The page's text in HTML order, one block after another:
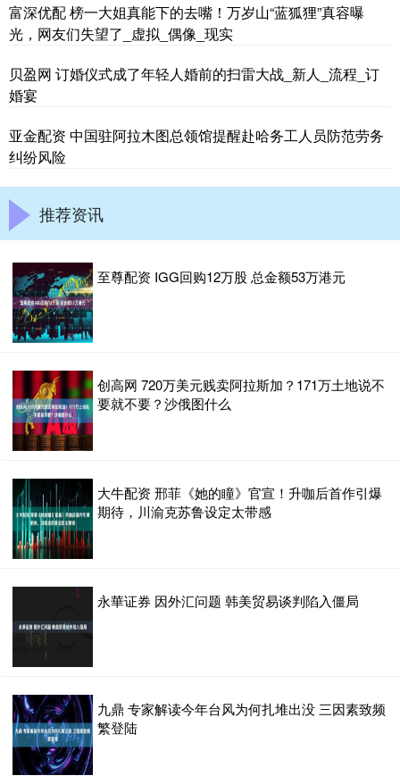
富深优配 榜一大姐真能下的去嘴！万岁山“蓝狐狸”真容曝
光，网友们失望了_虚拟_偶像_现实
贝盈网 订婚仪式成了年轻人婚前的扫雷大战_新人_流程_订
婚宴
亚金配资 中国驻阿拉木图总领馆提醒赴哈务工人员防范劳务
纠纷风险
推荐资讯
至尊配资 IGG回购12万股 总金额53万港元
创高网 720万美元贱卖阿拉斯加？171万土地说不
要就不要？沙俄图什么
大牛配资 邢菲《她的瞳》官宣！升咖后首作引爆
期待，川渝克苏鲁设定太带感
永華证券 因外汇问题 韩美贸易谈判陷入僵局
九鼎 专家解读今年台风为何扎堆出没 三因素致频
繁登陆